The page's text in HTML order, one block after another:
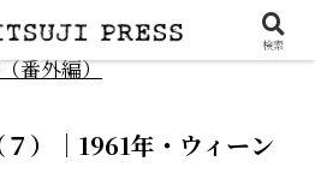
番外編）
）｜1961年・ウィーン
検索